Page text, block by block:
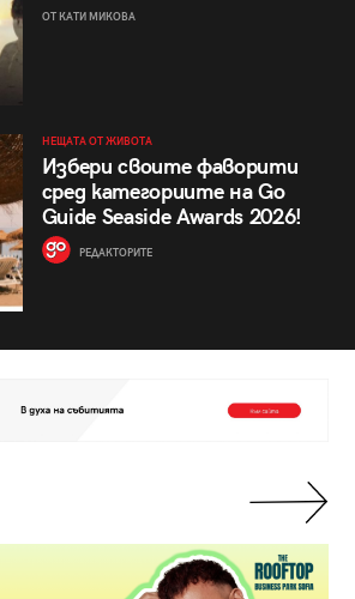
ОТ КАТИ МИКОВА
НЕЩАТА ОТ ЖИВОТА
Избери своите фаворити
сред категориите на Go
Guide Seaside Awards 2026!
РЕДАКТОРИТЕ